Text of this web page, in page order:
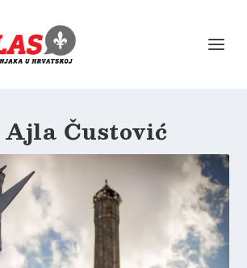
Ajla Čustović